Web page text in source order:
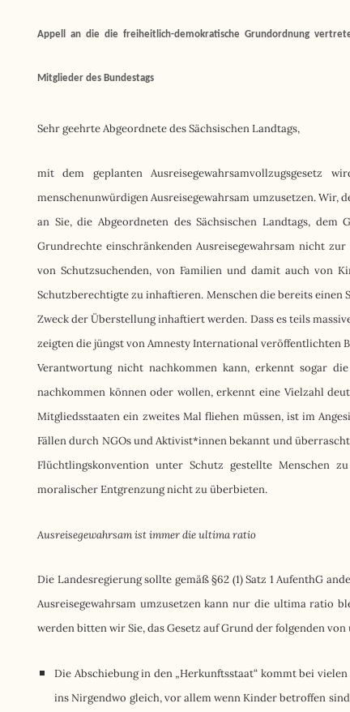
Appell an die die freiheitlich-demokratische Grundordnung
Mitglieder des Bundestags
Sehr geehrte Abgeordnete des Sächsischen Landtags,
mit dem geplanten Ausreisegewahrsamvollzugsgesetz
menschenunwürdigen Ausreisegewahrsam umzusetzen. Wir,
an Sie, die Abgeordneten des Sächsischen Landtags,
Grundrechte einschränkenden Ausreisegewahrsam nicht
von Schutzsuchenden, von Familien und damit auch von
Schutzberechtigte zu inhaftieren. Menschen die bereits
Zweck der Überstellung inhaftiert werden. Dass es teils
zeigten die jüngst von Amnesty International veröffentlichten
Verantwortung nicht nachkommen kann, erkennt sogar
nachkommen können oder wollen, erkennt eine Vielzahl
Mitgliedsstaaten ein zweites Mal fliehen müssen, ist im
Fällen durch NGOs und Aktivist*innen bekannt und
Flüchtlingskonvention unter Schutz gestellte Menschen
moralischer Entgrenzung nicht zu überbieten.
Ausreisegewahrsam ist immer die ultima ratio
Die Landesregierung sollte gemäß §62 (1) Satz 1 AufenthG
Ausreisegewahrsam umzusetzen kann nur die ultima ratio
werden bitten wir Sie, das Gesetz auf Grund der folgenden von
Die Abschiebung in den „Herkunftsstaat“ kommt bei
ins Nirgendwo gleich, vor allem wenn Kinder betroffen